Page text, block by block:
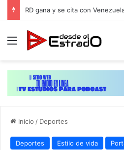
Menú
Inicio / Deportes
Deportes Estilo de vida